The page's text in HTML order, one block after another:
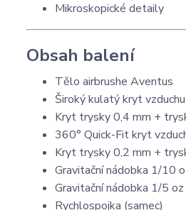
Mikroskopické detaily
Obsah balení
Tělo airbrushe Aventus
Široký kulatý kryt vzduchu
Kryt trysky 0,4 mm +
360° Quick-Fit kryt
Kryt trysky 0,2 mm +
Gravitační nádobka 1/10
Gravitační nádobka 1/5
Rychlospojka (samec)